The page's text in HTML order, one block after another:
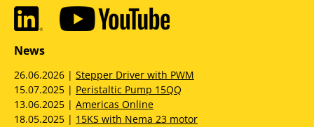
News
26.06.2026 | Stepper Driver with PWM
15.07.2025 | Peristaltic Pump 15QQ
13.06.2025 | Americas Online
18.05.2025 | 15KS with Nema 23 motor